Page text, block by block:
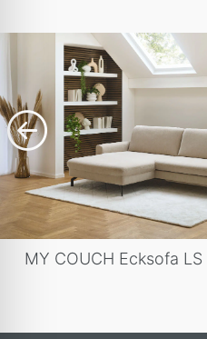
MY COUCH Ecksofa LS